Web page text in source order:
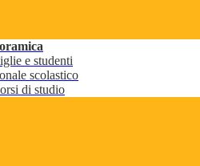
e studenti
scolastico
di studio